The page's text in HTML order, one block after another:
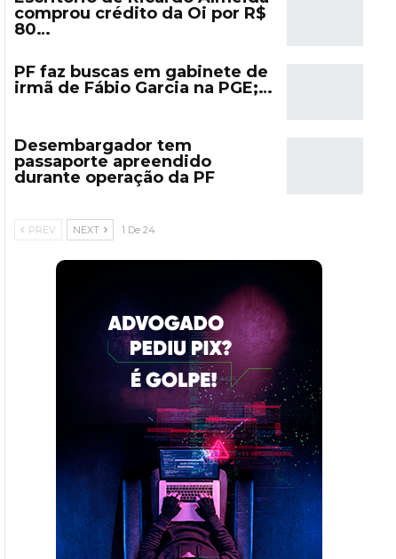
comprou crédito da Oi por R$
80…
PF faz buscas em gabinete de
irmã de Fábio Garcia na PGE;…
Desembargador tem
passaporte apreendido
durante operação da PF
PREV NEXT 1 De 24